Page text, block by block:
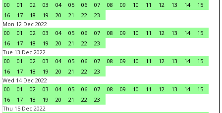
00
01 02 03 04 05 06 07 08 09 10 11 12 13 14
15
16
17 18 19 20 21 22
23
Mon 12 Dec 2022
00
01 02 03 04 05 06 07 08 09 10 11 12 13 14
15
16
17 18 19 20 21 22
23
Tue 13 Dec 2022
00
01 02 03 04 05 06 07 08 09 10 11 12 13 14
15
16
17 18 19 20 21 22
23
Wed 14 Dec 2022
00
01 02 03 04 05 06 07 08 09 10 11 12 13 14
15
16
17 18 19 20 21 22
23
Thu 15 Dec 2022